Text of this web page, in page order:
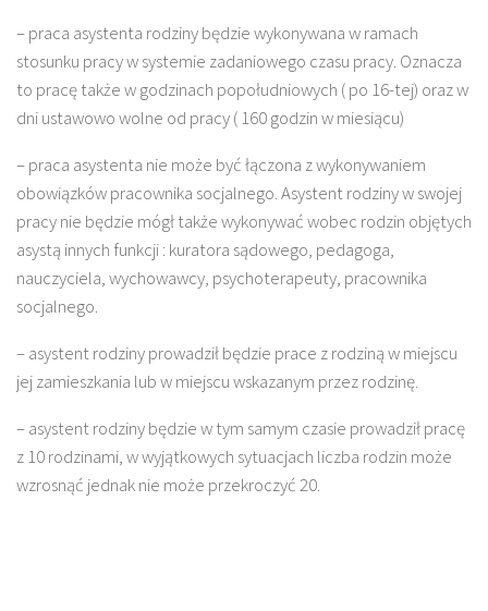
– praca asystenta rodziny będzie wykonywana w ramach
stosunku pracy w systemie zadaniowego czasu pracy. Oznacza
to pracę także w godzinach popołudniowych ( po 16-tej) oraz w
dni ustawowo wolne od pracy ( 160 godzin w miesiącu)
– praca asystenta nie może być łączona z wykonywaniem
obowiązków pracownika socjalnego. Asystent rodziny w swojej
pracy nie będzie mógł także wykonywać wobec rodzin objętych
asystą innych funkcji : kuratora sądowego, pedagoga,
nauczyciela, wychowawcy, psychoterapeuty, pracownika
socjalnego.
– asystent rodziny prowadził będzie prace z rodziną w miejscu
jej zamieszkania lub w miejscu wskazanym przez rodzinę.
– asystent rodziny będzie w tym samym czasie prowadził pracę
z 10 rodzinami, w wyjątkowych sytuacjach liczba rodzin może
wzrosnąć jednak nie może przekroczyć 20.